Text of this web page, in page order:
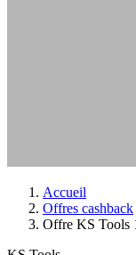
Accueil
Offres cashback
Offre KS Tools